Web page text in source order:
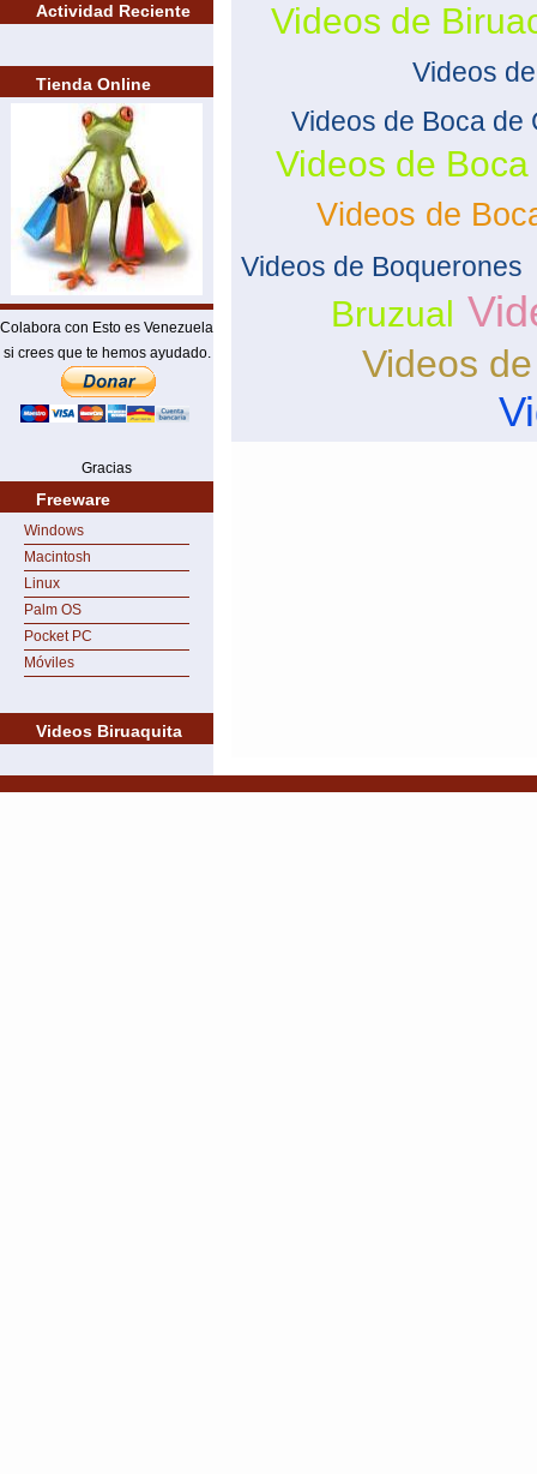
Actividad Reciente
Tienda Online
Colabora con Esto es Venezuela
si crees que te hemos ayudado.
Gracias
Freeware
Windows
Macintosh
Linux
Palm OS
Pocket PC
Móviles
Videos Biruaquita
Videos de
Videos
Videos de Boca de
Videos de
Videos de
Videos de Boquerones
Bruzual
Videos